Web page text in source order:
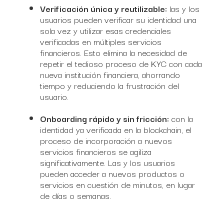
Verificación única y reutilizable: las y los
usuarios pueden verificar su identidad una
sola vez y utilizar esas credenciales
verificadas en múltiples servicios
financieros. Esto elimina la necesidad de
repetir el tedioso proceso de KYC con cada
nueva institución financiera, ahorrando
tiempo y reduciendo la frustración del
usuario.
Onboarding rápido y sin fricción: con la
identidad ya verificada en la blockchain, el
proceso de incorporación a nuevos
servicios financieros se agiliza
significativamente. Las y los usuarios
pueden acceder a nuevos productos o
servicios en cuestión de minutos, en lugar
de días o semanas.